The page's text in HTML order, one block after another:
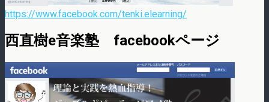
https://www.facebook.com/tenki.elearning/
西直樹e音楽塾 facebookページ